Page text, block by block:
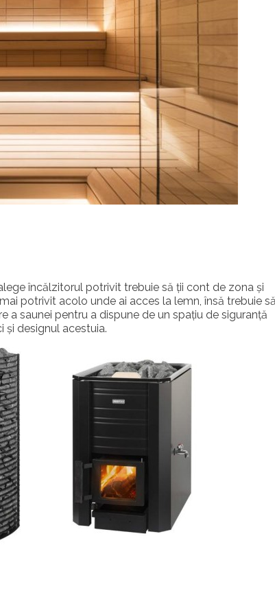
încălzitorul potrivit trebuie să ții cont de zona și
potrivit acolo unde ai acces la lemn, însă trebuie
saunei pentru a dispune de un spațiu de siguranță
și designul acestuia.